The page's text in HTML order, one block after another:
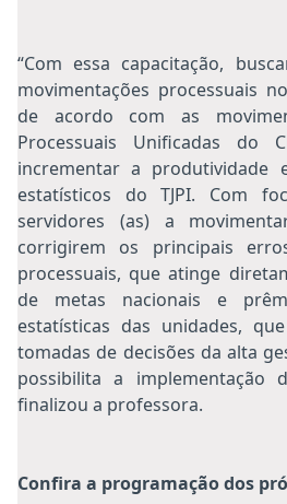
“Com essa capacitação,
movimentações processuais
de acordo com as
Processuais Unificadas do
incrementar a produtividade
estatísticos do TJPI. Com
servidores (as) a
corrigirem os principais
processuais, que atinge
de metas nacionais e
estatísticas das unidades,
tomadas de decisões da alta
possibilita a implementação
finalizou a professora.
Confira a programação dos